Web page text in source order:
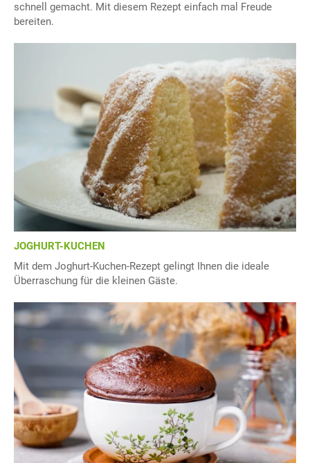
schnell gemacht. Mit diesem Rezept einfach mal Freude
bereiten.
JOGHURT-KUCHEN
Mit dem Joghurt-Kuchen-Rezept gelingt Ihnen die ideale
Überraschung für die kleinen Gäste.